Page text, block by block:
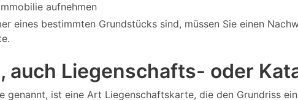
aufnehmen
eines bestimmten Grundstücks sind, müssen Sie einen
auch Liegenschafts- oder
genannt, ist eine Art Liegenschaftskarte, die den Grundriss